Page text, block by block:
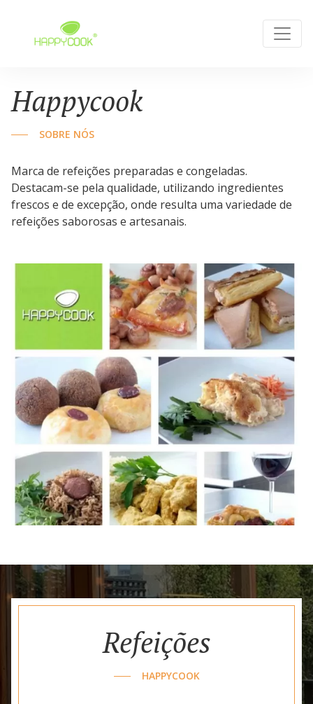
Happycook
SOBRE NÓS
Marca de refeições preparadas e congeladas.
Destacam-se pela qualidade, utilizando ingredientes
frescos e de excepção, onde resulta uma variedade de
refeições saborosas e artesanais.
Refeições
HAPPYCOOK